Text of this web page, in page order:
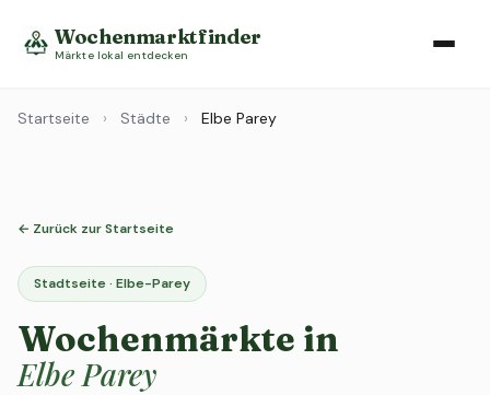
Wochenmarktfinder
Märkte lokal entdecken
Startseite › Städte › Elbe Parey
← Zurück zur Startseite
Stadtseite · Elbe-Parey
Wochenmärkte in
Elbe Parey